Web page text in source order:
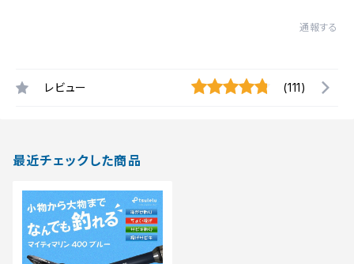
通報する
レビュー (111)
最近チェックした商品